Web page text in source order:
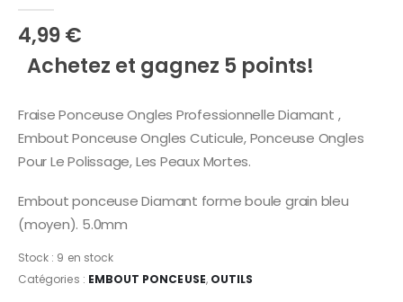
4,99€
Achetez et gagnez 5 points!
Fraise Ponceuse Ongles Professionnelle Diamant ,
Embout Ponceuse Ongles Cuticule, Ponceuse Ongles
Pour Le Polissage, Les Peaux Mortes.
Embout ponceuse Diamant forme boule grain bleu
(moyen). 5.0mm
Stock : 9 en stock
Catégories : EMBOUT PONCEUSE, OUTILS